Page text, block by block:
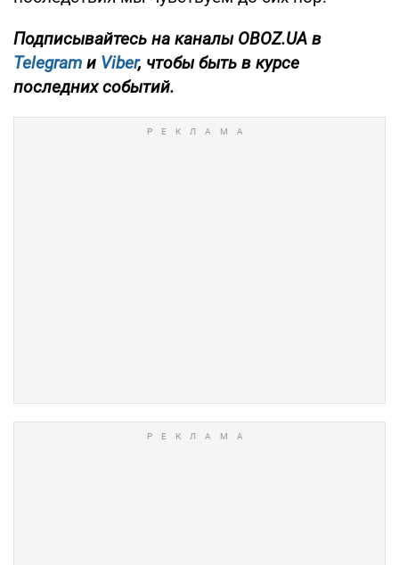
Подписывайтесь на каналы OBOZ.UA в
Telegram и Viber, чтобы быть в курсе
последних событий.